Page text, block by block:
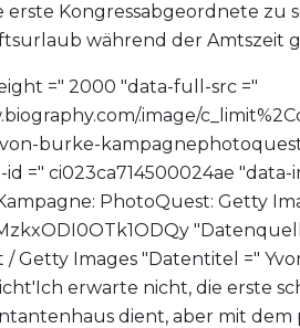
erste Kongressabgeordnete zu
während der Amtszeit
=" 2000 "data-full-src ="
.image/
burke-
id =" ci023ca714500024ae
PhotoQuest: Getty
Getty Images "Datentitel ="
erwarte nicht, die erste
dient, aber mit